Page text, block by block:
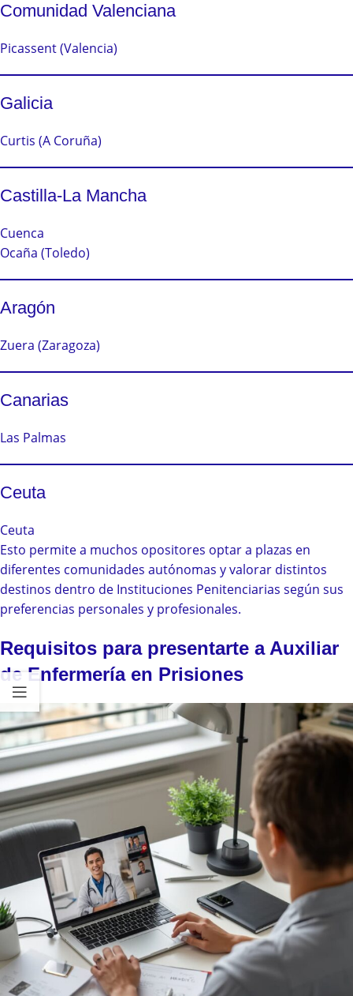
Comunidad Valenciana
Picassent (Valencia)
Galicia
Curtis (A Coruña)
Castilla-La Mancha
Cuenca
Ocaña (Toledo)
Aragón
Zuera (Zaragoza)
Canarias
Las Palmas
Ceuta
Ceuta
Esto permite a muchos opositores optar a plazas en
diferentes comunidades autónomas y valorar distintos
destinos dentro de Instituciones Penitenciarias según sus
preferencias personales y profesionales.
Requisitos para presentarte a Auxiliar
de Enfermería en Prisiones